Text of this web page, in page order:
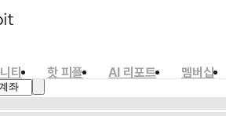
티 핫 피플 AI 리포트
멤버십